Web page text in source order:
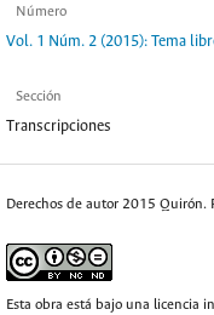
Número
Vol. 1 Núm. 2 (2015): Tema
Sección
Transcripciones
Derechos de autor 2015 Quirón.
Esta obra está bajo una licencia